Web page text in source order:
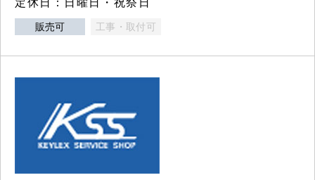
定休日：日曜日・祝祭日
販売可 工事・取付可